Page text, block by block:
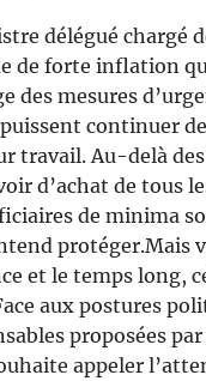
délégué chargé
de forte inflation
des mesures
continuer
travail. Au-delà
d’achat de tous
de minima
protéger.Mais
et le temps long,
aux postures
proposées
appeler